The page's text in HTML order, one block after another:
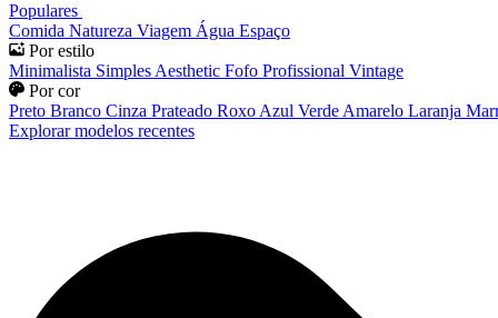
Populares
Comida Natureza Viagem Água Espaço
Por estilo
Minimalista Simples Aesthetic Fofo Profissional Vintage
Por cor
Preto Branco Cinza Prateado Roxo Azul Verde Amarelo Laranja
Explorar modelos recentes